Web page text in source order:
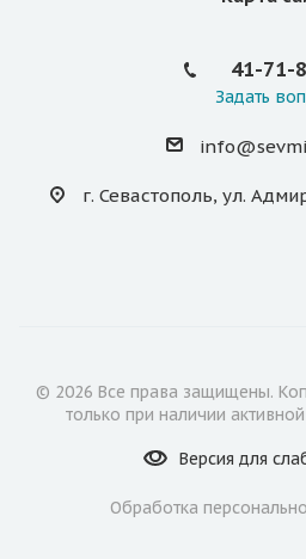
41-71-
Задать
г. Севастополь, ул.
© 2026 Все права защищены.
только при наличии
Версия для
Обработка